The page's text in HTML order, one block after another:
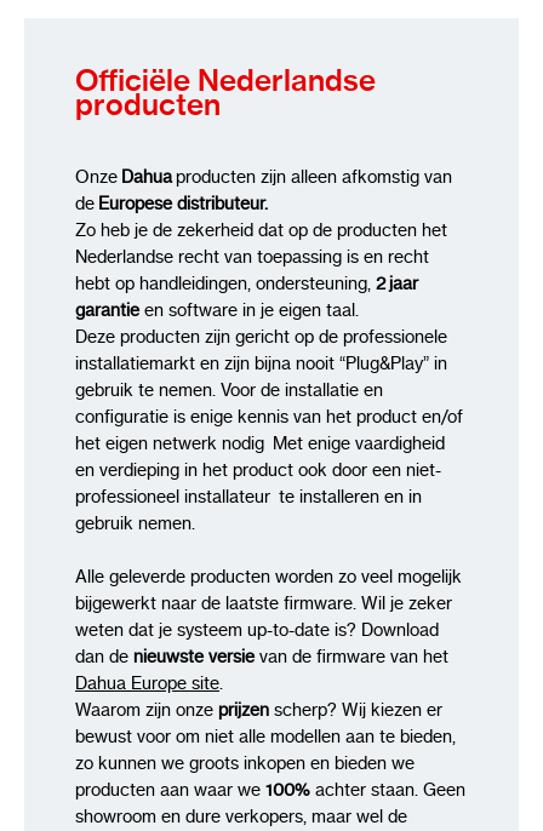
Officiële Nederlandse
producten
Onze Dahuaproducten zijn alleen afkomstig van
de Europese distributeur.
Zo heb je de zekerheid dat op de producten het
Nederlandse recht van toepassing is en recht
hebt op handleidingen, ondersteuning, 2 jaar
garantieen software in je eigen taal.
Deze producten zijn gericht op de professionele
installatiemarkt en zijn bijna nooit “Plug&Play” in
gebruik te nemen. Voor de installatie en
configuratie is enige kennis van het product en/of
het eigen netwerk nodig Met enige vaardigheid
en verdieping in het product ook door een niet-
professioneel installateur te installeren en in
gebruik nemen.
Alle geleverde producten worden zo veel mogelijk
bijgewerkt naar de laatste firmware. Wil je zeker
weten dat je systeem up-to-date is? Download
dan de nieuwste versievan de firmware van het
Dahua Europe site.
Waarom zijn onze prijzen scherp? Wij kiezen er
bewust voor om niet alle modellen aan te bieden,
zo kunnen we groots inkopen en bieden we
producten aan waar we 100% achter staan. Geen
showroom en dure verkopers, maar wel de